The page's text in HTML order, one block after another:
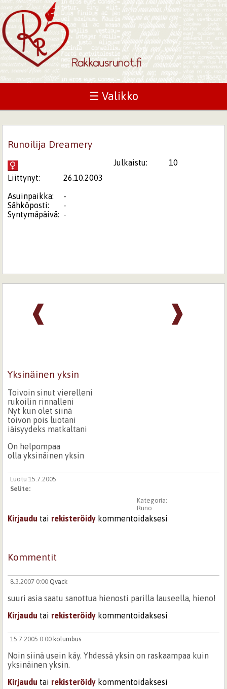
☰ Valikko
Runoilija Dreamery
Julkaistu:
10
Liittynyt:
26.10.2003
Asuinpaikka:
-
Sähköposti:
-
Syntymäpäivä: -
❱
❰
Yksinäinen yksin
Toivoin sinut vierelleni
rukoilin rinnalleni
Nyt kun olet siinä
toivon pois luotani
iäisyydeks matkaltani
On helpompaa
olla yksinäinen yksin
Luotu 15.7.2005
Selite:
Kategoria:
Runo
Kirjaudu tai rekisteröidy kommentoidaksesi
Kommentit
8.3.2007 0:00 Qvack
suuri asia saatu sanottua hienosti parilla lauseella, hieno!
Kirjaudu tai rekisteröidy kommentoidaksesi
15.7.2005 0:00 kolumbus
Noin siinä usein käy. Yhdessä yksin on raskaampaa kuin
yksinäinen yksin.
Kirjaudu tai rekisteröidy kommentoidaksesi